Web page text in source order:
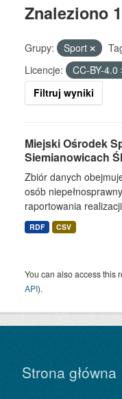
Znaleziono
Grupy: Sport
Licencje:
CC-BY-4.0
Filtruj wyniki
Miejski Ośrodek
Siemianowicach
Zbiór danych
osób
raportowania
RDF CSV
You can also access this
API).
Strona główna